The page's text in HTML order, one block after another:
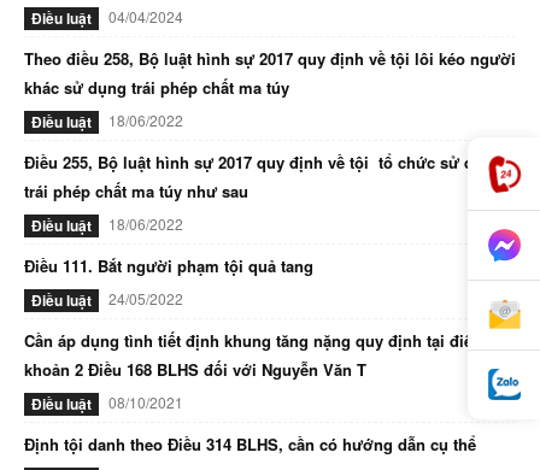
Điều luật 04/04/2024
Theo điều 258, Bộ luật hình sự 2017 quy định về tội lôi kéo người
khác sử dụng trái phép chất ma túy
Điều luật 18/06/2022
Điều 255, Bộ luật hình sự 2017 quy định về tội tổ chức sử dụng
trái phép chất ma túy như sau
Điều luật 18/06/2022
Điều 111. Bắt người phạm tội quả tang
Điều luật 24/05/2022
Cần áp dụng tình tiết định khung tăng nặng quy định tại điểm d
khoản 2 Điều 168 BLHS đối với Nguyễn Văn T
Điều luật 08/10/2021
Định tội danh theo Điều 314 BLHS, cần có hướng dẫn cụ thể